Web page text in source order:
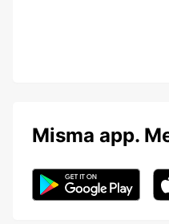
Misma app.